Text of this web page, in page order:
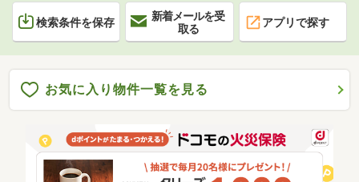
検索条件を保存
新着メールを受
取る
アプリで探す
お気に入り物件一覧を見る